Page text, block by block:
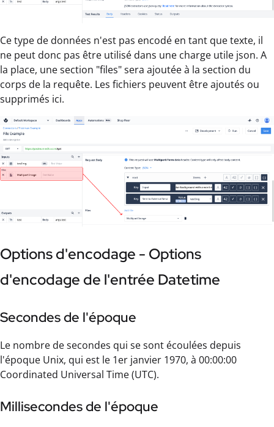
Ce type de données n'est pas encodé en tant que texte, il
ne peut donc pas être utilisé dans une charge utile json. A
la place, une section "files" sera ajoutée à la section du
corps de la requête. Les fichiers peuvent être ajoutés ou
supprimés ici.
Options d'encodage - Options
d'encodage de l'entrée Datetime
Secondes de l'époque
Le nombre de secondes qui se sont écoulées depuis
l'époque Unix, qui est le 1er janvier 1970, à 00:00:00
Coordinated Universal Time (UTC).
Millisecondes de l'époque